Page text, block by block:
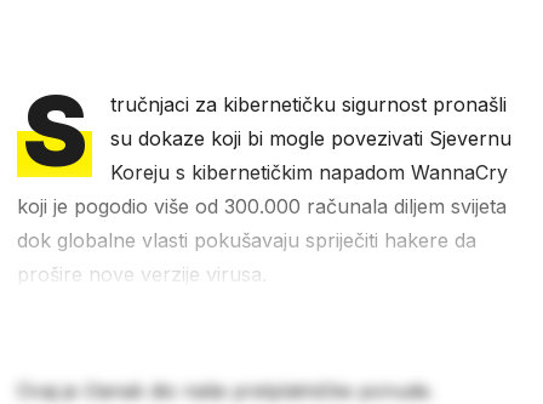
S
tručnjaci za kibernetičku sigurnost pronašli
su dokaze koji bi mogle povezivati Sjevernu
Koreju s kibernetičkim napadom WannaCry
koji je pogodio više od 300.000 računala diljem svijeta
dok globalne vlasti pokušavaju spriječiti hakere da
prošire nove verzije virusa.
Ovaj je članak dio naše pretplatničke ponude.